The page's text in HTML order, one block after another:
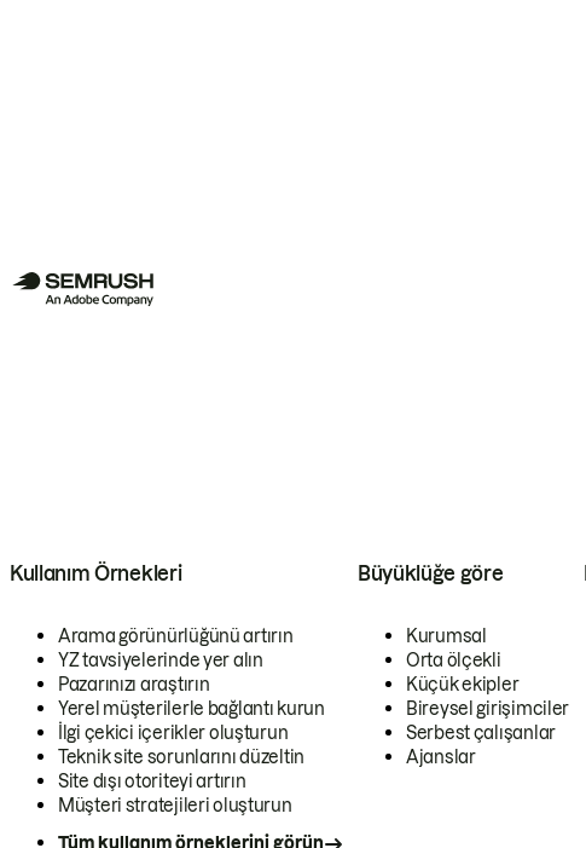
Kullanım Örnekleri
Arama görünürlüğünü artırın
YZ tavsiyelerinde yer alın
Pazarınızı araştırın
Yerel müşterilerle bağlantı kurun
İlgi çekici içerikler oluşturun
Teknik site sorunlarını düzeltin
Site dışı otoriteyi artırın
Müşteri stratejileri oluşturun
Tüm kullanım örneklerini görün
Büyüklüğe göre
Kurumsal
Orta ölçekli
Küçük ekipler
Bireysel girişimciler
Serbest çalışanlar
Ajanslar